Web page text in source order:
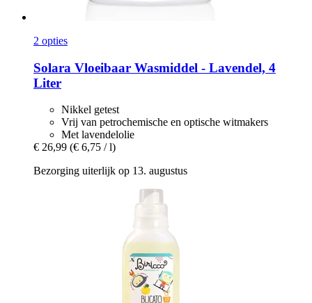
2 opties
Solara Vloeibaar Wasmiddel -​ Lavendel, 4
Liter
Nikkel getest
Vrij van petrochemische en optische witmakers
Met lavendelolie
€ 26,99 (€ 6,75 / l)
Bezorging uiterlijk op 13. augustus